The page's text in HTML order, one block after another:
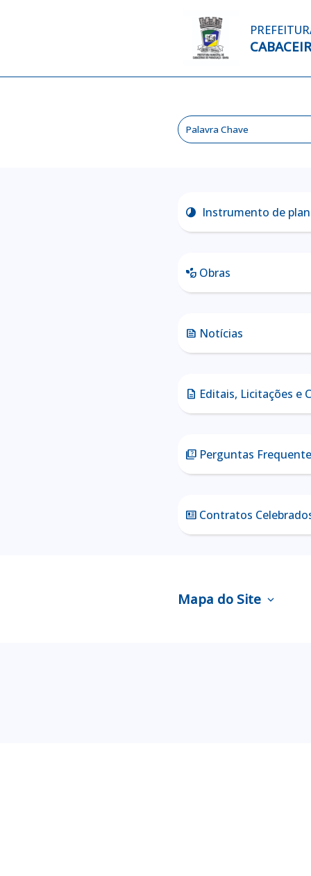
clock_loader_60 Instrumento de
temp_preferences_eco Obras
news Notícias
description Editais, Licitações e
quiz Perguntas
newsmode Contratos
Mapa do Site expand_more